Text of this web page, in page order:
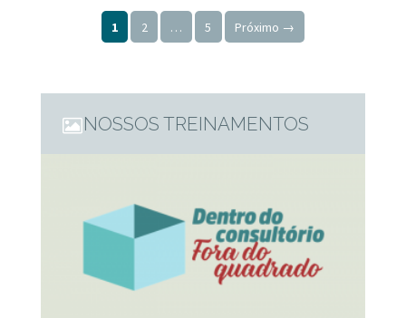
Paginação de posts
1 2 … 5 Próximo →
NOSSOS TREINAMENTOS